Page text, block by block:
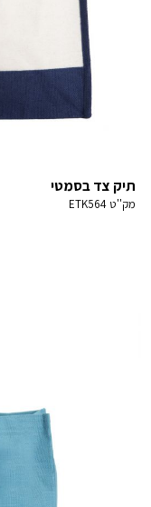
תיק צד בסמטי
מק''טETK564